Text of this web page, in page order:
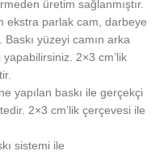
üretim sağlanmıştır.
ekstra parlak cam, darbeye
yüzeyi camın arka
yapabilirsiniz. 2×3 cm’lik
yapılan baskı ile gerçekçi
2×3 cm’lik çerçevesi ile
sistemi ile